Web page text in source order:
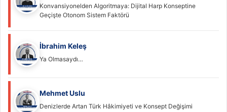
Konvansiyonelden Algoritmaya: Dijital Harp Konseptine
Geçişte Otonom Sistem Faktörü
İbrahim Keleş
Ya Olmasaydı…
Mehmet Uslu
Denizlerde Artan Türk Hâkimiyeti ve Konsept Değişimi